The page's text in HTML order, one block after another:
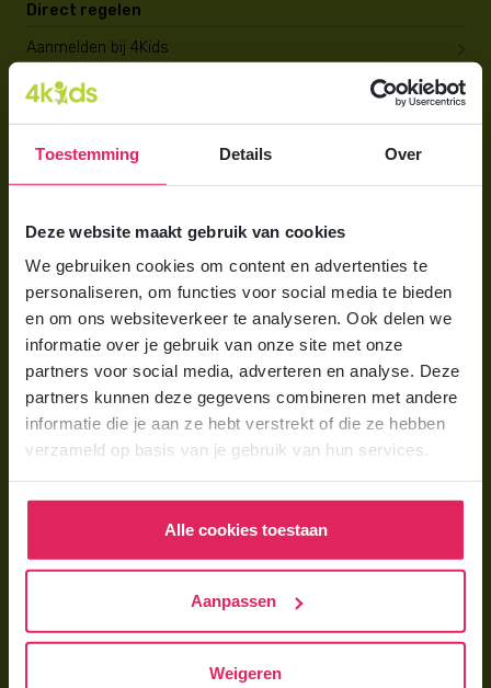
Toestemming Details Over
Deze website maakt gebruik van cookies
We gebruiken cookies om content en advertenties te
personaliseren, om functies voor social media te bieden
en om ons websiteverkeer te analyseren. Ook delen we
informatie over je gebruik van onze site met onze
partners voor social media, adverteren en analyse. Deze
partners kunnen deze gegevens combineren met andere
informatie die je aan ze hebt verstrekt of die ze hebben
verzameld op basis van je gebruik van hun services.
Alle cookies toestaan
Aanpassen
Weigeren
Direct regelen
Aanmelden bij 4Kids
Brochure aanvragen
Berekening maken
Wat is gastouderopvang?
Wat kost een gastouder?
Hoe vind ik een gastouder?
Voor gastouders
Gastouder worden bij 4Kids
Hoe vind ik gastkinderen?
Trainingen & cursussen
Gastouder worden
Wat verdient een gastouder?